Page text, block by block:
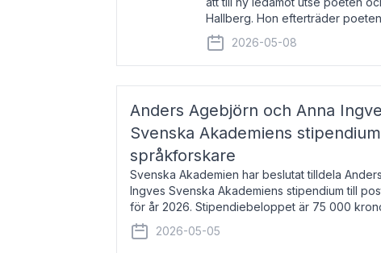
Hallberg. Hon efterträder
och kommer att ta sitt inträde vid
högtidssammankomst
2026-05-08
Anders Agebjörn och Anna
Svenska Akademiens
språkforskare
Svenska Akademien har beslutat tilldela
Ingves Svenska Akademiens stipendium till
för år 2026. Stipendiebeloppet är 75 000
Agebjörn, född 1984, är universitet
2026-05-05